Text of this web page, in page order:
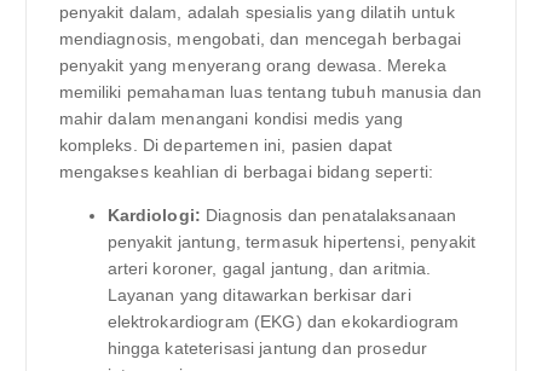
penyakit dalam, adalah spesialis yang dilatih untuk
mendiagnosis, mengobati, dan mencegah berbagai
penyakit yang menyerang orang dewasa. Mereka
memiliki pemahaman luas tentang tubuh manusia dan
mahir dalam menangani kondisi medis yang
kompleks. Di departemen ini, pasien dapat
mengakses keahlian di berbagai bidang seperti:
Kardiologi: Diagnosis dan penatalaksanaan
penyakit jantung, termasuk hipertensi, penyakit
arteri koroner, gagal jantung, dan aritmia.
Layanan yang ditawarkan berkisar dari
elektrokardiogram (EKG) dan ekokardiogram
hingga kateterisasi jantung dan prosedur